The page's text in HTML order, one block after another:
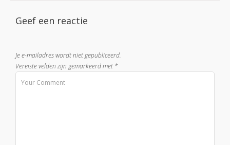
Geef een reactie
Je e-mailadres wordt niet gepubliceerd.
Vereiste velden zijn gemarkeerd met *